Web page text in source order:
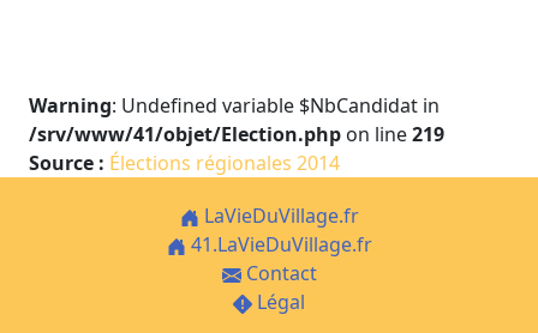
Warning: Undefined variable $NbCandidat in
/srv/www/41/objet/Election.php on line219
Source : Élections régionales 2014
LaVieDuVillage.fr
41.LaVieDuVillage.fr
Contact
Légal